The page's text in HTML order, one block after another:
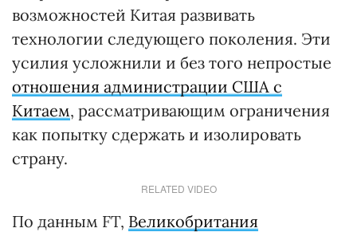
возможностей Китая развивать
технологии следующего поколения. Эти
усилия усложнили и без того непростые
отношения администрации США с
Китаем, рассматривающим ограничения
как попытку сдержать и изолировать
страну.
RELATED VIDEO
По данным FT, Великобритания